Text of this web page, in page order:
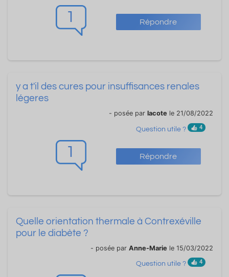
1 Répondre
1 Répondre
y a t'il des cures pour insuffisances renales
légeres
- posée par lacote le 21/08/2022
Question utile ? 4
Quelle orientation thermale à Contrexéville
pour le diabète ?
- posée par Anne-Marie le 15/03/2022
Question utile ? 4